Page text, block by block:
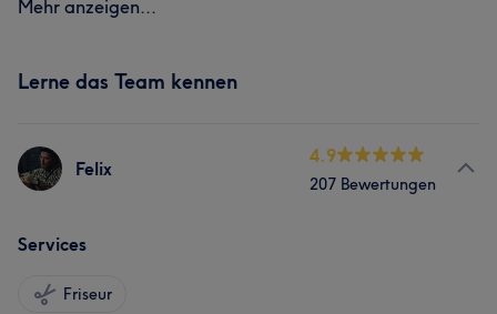
Mehr anzeigen...
Lerne das Team kennen
Felix
4.9
207 Bewertungen
Services
Friseur